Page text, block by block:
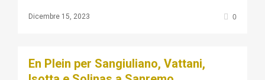
Dicembre 15, 2023 0
En Plein per Sangiuliano, Vattani,